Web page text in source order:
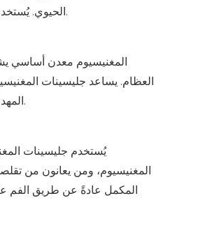
الحيوي. يُستخدم هذا المكمل الغذائي عادةً لعلاج نقص المغنيسيوم في الجسم بفضل طبيعته اللطيفة وسهولة امتصاصه.
المغنيسيوم معدن أساسي
العظام. يساعد جليسينات
المهدئ للجهاز العصبي، مما يجعله خيارًا شائعًا للأفراد الذين يسعون إلى تخفيف التوتر وتحسين الصحة العقلية.
يُستخدم جليسينات
المغنيسيوم، ومن يعانون من
المكمل عادةً عن طريق الفم